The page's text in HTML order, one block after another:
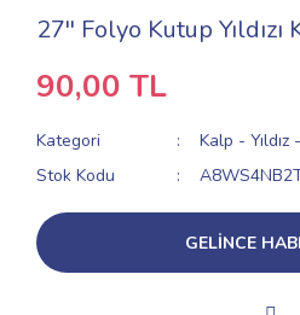
27'' Folyo Kutup Yıldızı
90,00 TL
Kategori
Kalp -
Stok Kodu
GELİNCE